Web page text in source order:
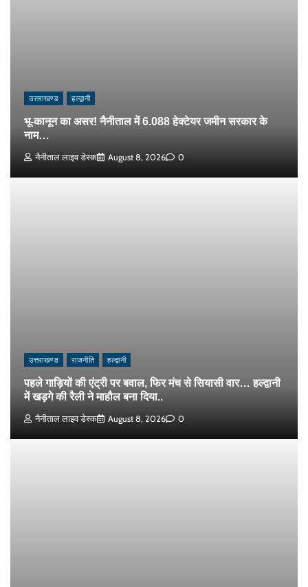
उत्तराखण्ड हल्द्वानी
भू-कानून का असर! नैनीताल में 6.088 हेक्टेयर जमीन सरकार के
नाम…
नैनीताल लाइव डेस्क August 8, 2026 0
उत्तराखण्ड राजनीति हल्द्वानी
पहले गाड़ियों की एंट्री पर बवाल, फिर मंच से सियासी वार… हल्द्वानी
में खड़गे की रैली ने माहौल बना दिया..
नैनीताल लाइव डेस्क August 8, 2026 0